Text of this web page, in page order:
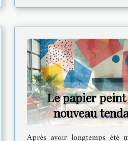
Le papier peint
nouveau
Après avoir longtemps été